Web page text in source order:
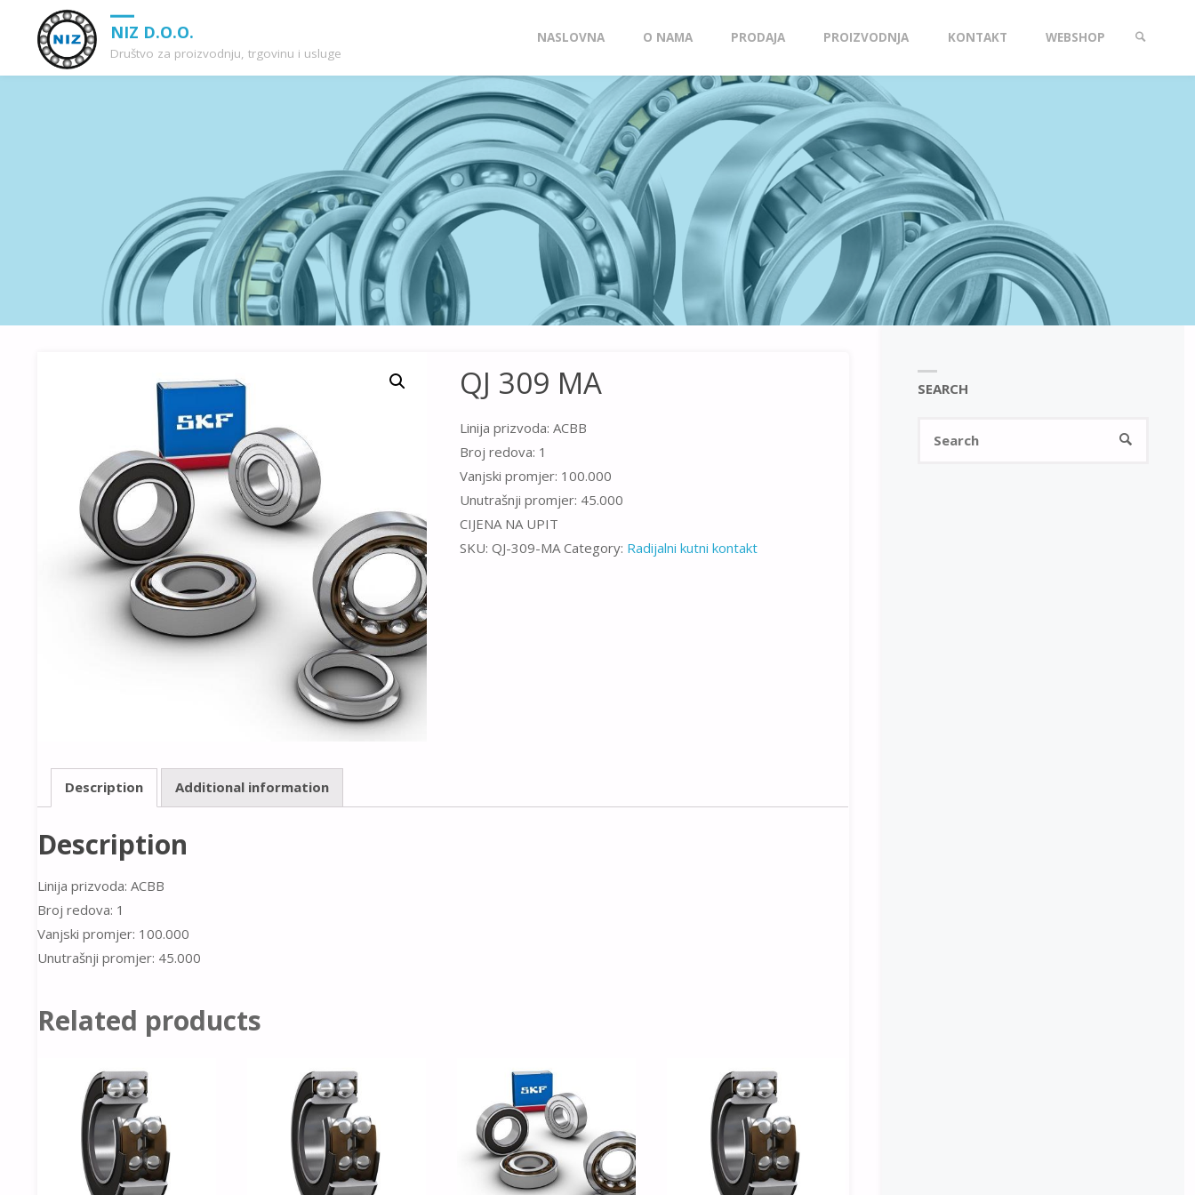
NIZ D.O.O.
Društvo za proizvodnju, trgovinu i usluge
content
NASLOVNA O NAMA PRODAJA PROIZVODNJA KONTAKT WEBSHOP
QJ 309 MA
Linija prizvoda: ACBB
Broj redova: 1
Vanjski promjer: 100.000
Unutrašnji promjer: 45.000
CIJENA NA UPIT
SKU: QJ-309-MA Category: Radijalni kutni kontakt
Description Additional information
Description
Linija prizvoda: ACBB
Broj redova: 1
Vanjski promjer: 100.000
Unutrašnji promjer: 45.000
Related products
SEARCH
SEARCH